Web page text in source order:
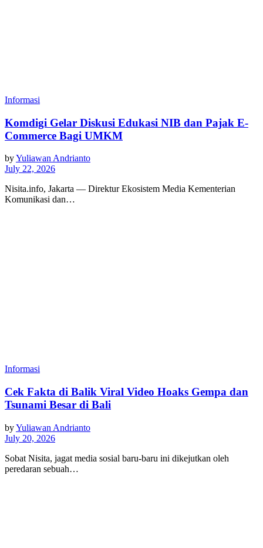
Informasi
Komdigi Gelar Diskusi Edukasi NIB dan Pajak E-
Commerce Bagi UMKM
byYuliawan Andrianto
July 22, 2026
Nisita.info, Jakarta — Direktur Ekosistem Media Kementerian
Komunikasi dan…
Informasi
Cek Fakta di Balik Viral Video Hoaks Gempa dan
Tsunami Besar di Bali
byYuliawan Andrianto
July 20, 2026
Sobat Nisita, jagat media sosial baru-baru ini dikejutkan oleh
peredaran sebuah…